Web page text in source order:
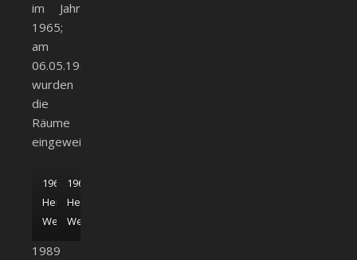
im Jahr
1965;
am
06.05.1967
wurden
die
Räume
eingeweiht.
1967;
Heimatmuseum
Weißenhorn
1967;
Heimatmuseum
Weißenhorn
1989